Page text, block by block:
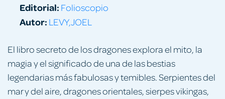
El libro secreto de los dragones explora el mito, la
magia y el significado de una de las bestias
legendarias más fabulosas y temibles. Serpientes del
mar y del aire, dragones orientales, sierpes vikingas,
Editorial: Folioscopio
Autor: LEVY,JOEL